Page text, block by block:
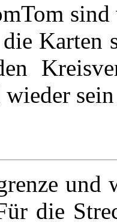
Karten
und
die